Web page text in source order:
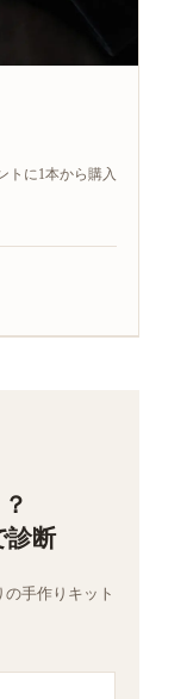
トに1本から購入
診断
手作りキット